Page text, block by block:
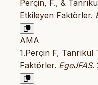
Perçin, F., &
Etkileyen Faktörler.
AMA
1.Perçin F,
Faktörler. EgeJFAS.